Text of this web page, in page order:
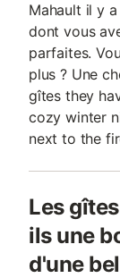
Mahault il y
dont vous
parfaites.
plus ? Une
gîtes they
cozy winter
next to the
Les
ils une
d'une